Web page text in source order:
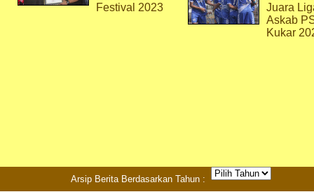
Festival 2023
Juara
Askab
Kukar
Arsip Berita Berdasarkan Tahun :